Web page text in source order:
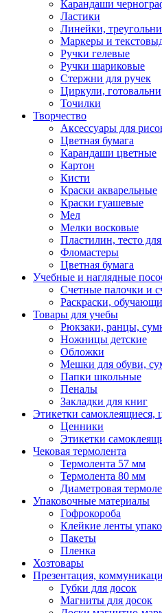
Карандаши
Ластики
Линейки,
Маркеры и
Ручки гелевые
Ручки шариковые
Стержни для ручек
Циркули, готовальни
Точилки
Творчество
Аксессуары для
Цветная бумага
Карандаши цветные
Картон
Кисти
Краски акварельные
Краски гуашевые
Мел
Мелки восковые
Пластилин, тесто
Фломастеры
Цветная бумага
Учебные и наглядные
Счетные палочки и
Раскраски,
Товары для учебы
Рюкзаки, ранцы,
Ножницы детские
Обложки
Мешки для обуви,
Папки школьные
Пеналы
Закладки для книг
Этикетки самоклеящиеся,
Ценники
Этикетки
Чековая термолента
Термолента 57 мм
Термолента 80 мм
Диаметровая
Упаковочные материалы
Гофрокороба
Клейкие ленты
Пакеты
Пленка
Хозтовары
Презентация,
Губки для досок
Магниты для досок